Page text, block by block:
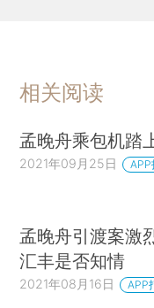
相关阅读
孟晚舟乘包机踏
2021年09月25日 APP
孟晚舟引渡案激
汇丰是否知情
2021年08月16日 APP